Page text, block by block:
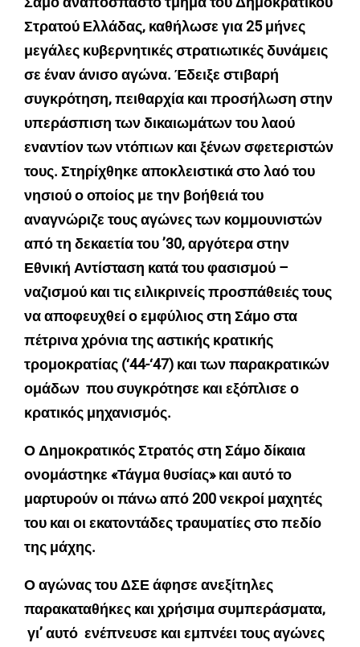
Στρατού Ελλάδας, καθήλωσε για 25 μήνες
μεγάλες κυβερνητικές στρατιωτικές δυνάμεις
σε έναν άνισο αγώνα. Έδειξε στιβαρή
συγκρότηση, πειθαρχία και προσήλωση στην
υπεράσπιση των δικαιωμάτων του λαού
εναντίον των ντόπιων και ξένων σφετεριστών
τους. Στηρίχθηκε αποκλειστικά στο λαό του
νησιού ο οποίος με την βοήθειά του
αναγνώριζε τους αγώνες των κομμουνιστών
από τη δεκαετία του ’30, αργότερα στην
Εθνική Αντίσταση κατά του φασισμού –
ναζισμού και τις ειλικρινείς προσπάθειές τους
να αποφευχθεί ο εμφύλιος στη Σάμο στα
πέτρινα χρόνια της αστικής κρατικής
τρομοκρατίας (‘44-‘47) και των παρακρατικών
ομάδων που συγκρότησε και εξόπλισε ο
κρατικός μηχανισμός.
Ο Δημοκρατικός Στρατός στη Σάμο δίκαια
ονομάστηκε «Τάγμα θυσίας» και αυτό το
μαρτυρούν οι πάνω από 200 νεκροί μαχητές
του και οι εκατοντάδες τραυματίες στο πεδίο
της μάχης.
Ο αγώνας του ΔΣΕ άφησε ανεξίτηλες
παρακαταθήκες και χρήσιμα συμπεράσματα,
γι’ αυτό ενέπνευσε και εμπνέει τους αγώνες